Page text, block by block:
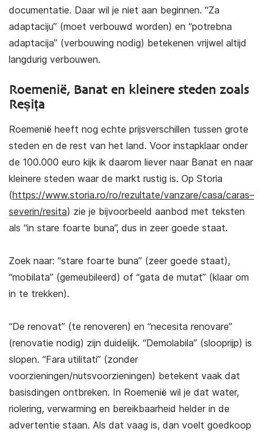
documentatie. Daar wil je niet aan beginnen. “Za
adaptaciju” (moet verbouwd worden) en “potrebna
adaptacija” (verbouwing nodig) betekenen vrijwel altijd
langdurig verbouwen.
Roemenië, Banat en kleinere steden zoals
Reșița
Roemenië heeft nog echte prijsverschillen tussen grote
steden en de rest van het land. Voor instapklaar onder
de 100.000 euro kijk ik daarom liever naar Banat en naar
kleinere steden waar de markt rustig is. Op Storia
(https://www.storia.ro/ro/rezultate/vanzare/casa/caras–
severin/resita) zie je bijvoorbeeld aanbod met teksten
als “in stare foarte buna”, dus in zeer goede staat.
Zoek naar: “stare foarte buna” (zeer goede staat),
“mobilata” (gemeubileerd) of “gata de mutat” (klaar om
in te trekken).
“De renovat” (te renoveren) en “necesita renovare”
(renovatie nodig) zijn duidelijk. “Demolabila” (slooprijp) is
slopen. “Fara utilitati” (zonder
voorzieningen/nutsvoorzieningen) betekent vaak dat
basisdingen ontbreken. In Roemenië wil je dat water,
riolering, verwarming en bereikbaarheid helder in de
advertentie staan. Als dat vaag is, dan voelt goedkoop